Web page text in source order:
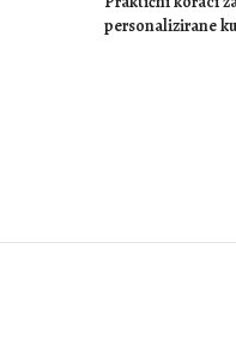
personalizirane